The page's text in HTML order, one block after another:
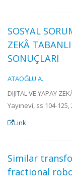
SOSYAL
ZEKÂ
SONUÇLARI
ATAOĞLU A.
DIJITAL VE YAPAY
Yayınevi, ss.104-125,
Link
Similar
fractional